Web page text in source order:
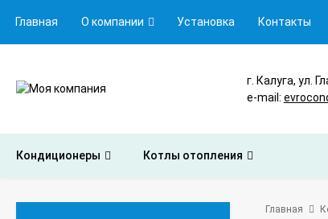
Главная О компании Установка Контакты
г. Калуга, ул.
e-mail:
Кондиционеры Котлы отопления
Главная